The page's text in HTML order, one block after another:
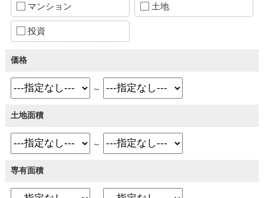
マンション 土地
投資
価格
～
土地面積
～
専有面積